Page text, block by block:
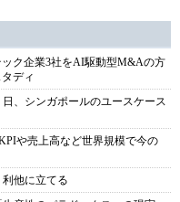
ク企業3社をAI駆動型M&Aの方
ディ
、シンガポールのユースケース
や売上高など世界規模で今の
他に立てる